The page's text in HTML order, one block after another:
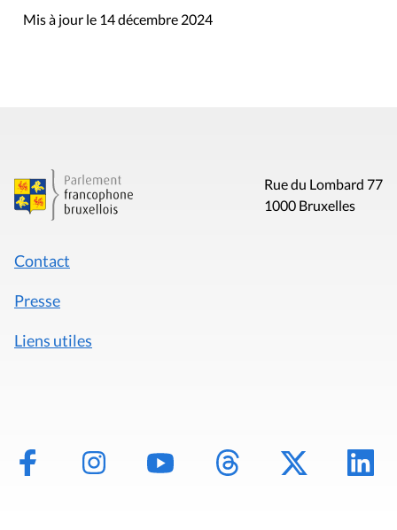
Mis à jour le 14 décembre 2024
Rue du Lombard 77
1000 Bruxelles
Contact
Presse
Liens utiles